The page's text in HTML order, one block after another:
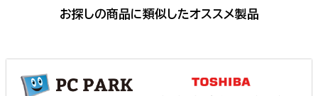
お探しの商品に類似したオススメ製品